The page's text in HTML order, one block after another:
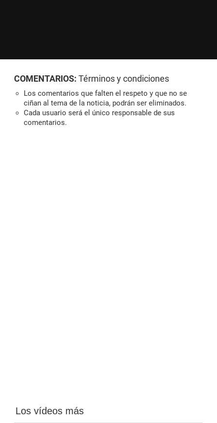
COMENTARIOS: Términos y condiciones
Los comentarios que falten el respeto y que no se
ciñan al tema de la noticia, podrán ser eliminados.
Cada usuario será el único responsable de sus
comentarios.
Los vídeos más